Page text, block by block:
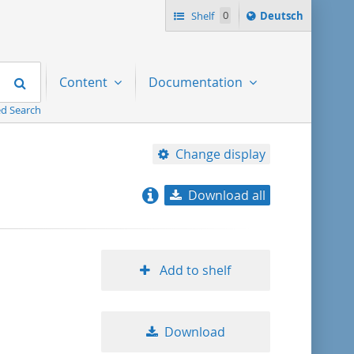
Shelf 0
Sprache
ï¿½ndern
Deutsch
Search
Search
Content Documentation
Change display
title ascending
Download all
Add to shelf
Download